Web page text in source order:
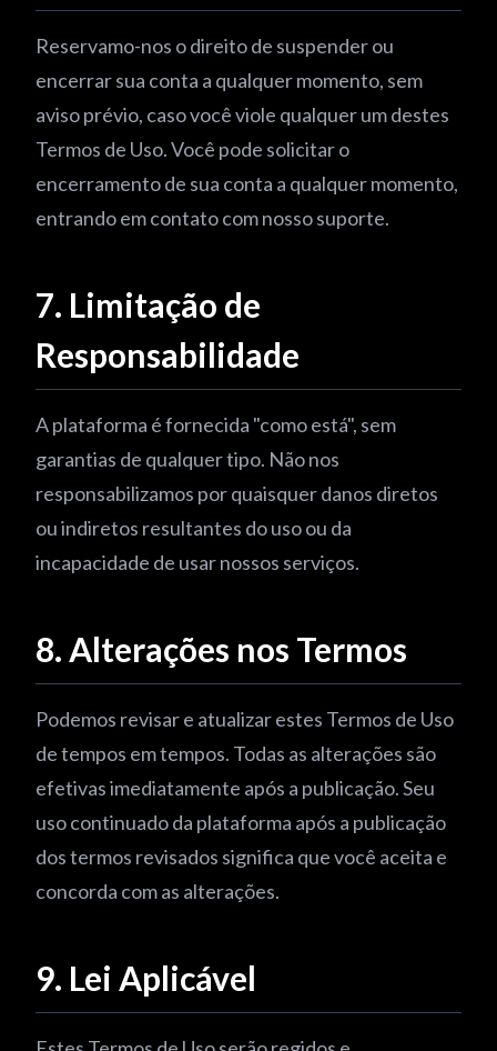
Reservamo-nos o direito de suspender ou
encerrar sua conta a qualquer momento, sem
aviso prévio, caso você viole qualquer um destes
Termos de Uso. Você pode solicitar o
encerramento de sua conta a qualquer momento,
entrando em contato com nosso suporte.
7. Limitação de
Responsabilidade
A plataforma é fornecida "como está", sem
garantias de qualquer tipo. Não nos
responsabilizamos por quaisquer danos diretos
ou indiretos resultantes do uso ou da
incapacidade de usar nossos serviços.
8. Alterações nos Termos
Podemos revisar e atualizar estes Termos de Uso
de tempos em tempos. Todas as alterações são
efetivas imediatamente após a publicação. Seu
uso continuado da plataforma após a publicação
dos termos revisados significa que você aceita e
concorda com as alterações.
9. Lei Aplicável